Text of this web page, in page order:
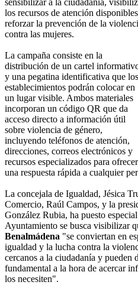
sensibilizar a la ciudadanía,
los recursos de atención
reforzar la prevención de la
contra las mujeres.
La campaña consiste en la
distribución de un cartel
y una pegatina identificativa que los
establecimientos podrán colocar en
un lugar visible. Ambos materiales
incorporan un código QR que da
acceso directo a información útil
sobre violencia de género,
incluyendo teléfonos de atención,
direcciones, correos electrónicos y
recursos especializados para ofrecer
una respuesta rápida a cualquier
La concejala de Igualdad, Jésica
Comercio, Raúl Campos, y la
González Rubia, ha puesto
Ayuntamiento se busca visibilizar
Benalmádena "se conviertan en
igualdad y la lucha contra la
cercanos a la ciudadanía y pueden
fundamental a la hora de acercar
los necesiten".